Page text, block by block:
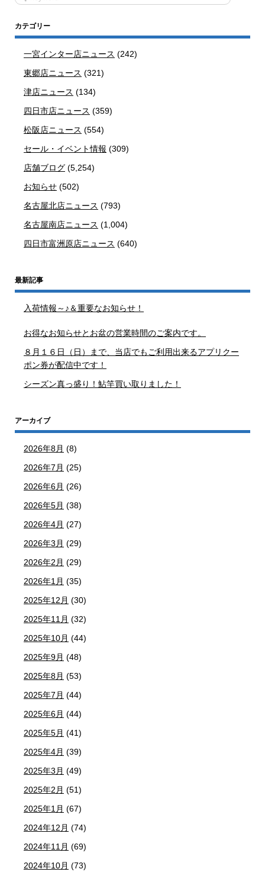
カテゴリー
一宮インター店ニュース (242)
東郷店ニュース (321)
津店ニュース (134)
四日市店ニュース (359)
松阪店ニュース (554)
セール・イベント情報 (309)
店舗ブログ (5,254)
お知らせ (502)
名古屋北店ニュース (793)
名古屋南店ニュース (1,004)
四日市富洲原店ニュース (640)
最新記事
入荷情報～♪＆重要なお知らせ！
お得なお知らせとお盆の営業時間のご案内です。
８月１６日（日）まで、当店でもご利用出来るアプリクー
ポン券が配信中です！
シーズン真っ盛り！鮎竿買い取りました！
アーカイブ
2026年8月 (8)
2026年7月 (25)
2026年6月 (26)
2026年5月 (38)
2026年4月 (27)
2026年3月 (29)
2026年2月 (29)
2026年1月 (35)
2025年12月 (30)
2025年11月 (32)
2025年10月 (44)
2025年9月 (48)
2025年8月 (53)
2025年7月 (44)
2025年6月 (44)
2025年5月 (41)
2025年4月 (39)
2025年3月 (49)
2025年2月 (51)
2025年1月 (67)
2024年12月 (74)
2024年11月 (69)
2024年10月 (73)